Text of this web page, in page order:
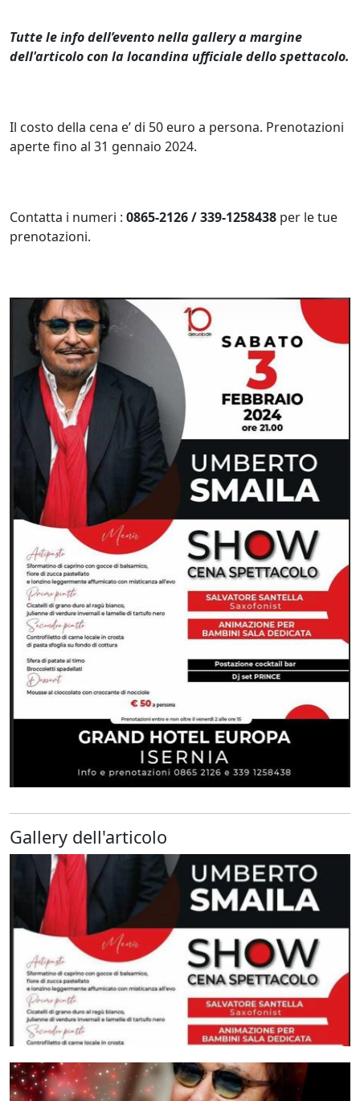
Tutte le info dell’evento nella gallery a margine
dell'articolo con la locandina ufficiale dello spettacolo.
Il costo della cena e’ di 50 euro a persona. Prenotazioni
aperte fino al 31 gennaio 2024.
Contatta i numeri : 0865-2126 / 339-1258438 per le tue
prenotazioni.
Gallery dell'articolo